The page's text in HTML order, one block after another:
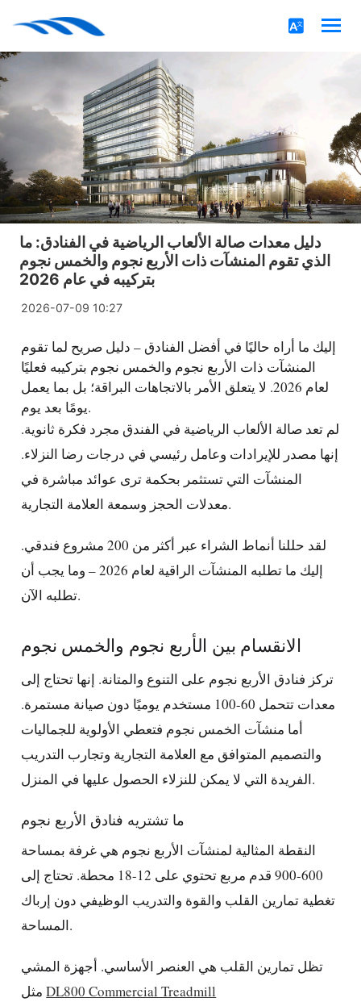
دليل معدات صالة الألعاب الرياضية في الفنادق: ما
الذي تقوم المنشآت ذات الأربع نجوم والخمس نجوم
بتركيبه في عام 2026
2026-07-09 10:27
إليك ما أراه حاليًا في أفضل الفنادق – دليل صريح لما تقوم
المنشآت ذات الأربع نجوم والخمس نجوم بتركيبه فعليًا
لعام 2026. لا يتعلق الأمر بالاتجاهات البراقة؛ بل بما يعمل
يومًا بعد يوم.
لم تعد صالة الألعاب الرياضية في الفندق مجرد فكرة ثانوية.
إنها مصدر للإيرادات وعامل رئيسي في درجات رضا النزلاء.
المنشآت التي تستثمر بحكمة ترى عوائد مباشرة في
معدلات الحجز وسمعة العلامة التجارية.
لقد حللنا أنماط الشراء عبر أكثر من 200 مشروع فندقي.
إليك ما تطلبه المنشآت الراقية لعام 2026 – وما يجب أن
تطلبه الآن.
الانقسام بين الأربع نجوم والخمس نجوم
تركز فنادق الأربع نجوم على التنوع والمتانة. إنها تحتاج إلى
معدات تتحمل 60-100 مستخدم يوميًا دون صيانة مستمرة.
أما منشآت الخمس نجوم فتعطي الأولوية للجماليات
والتصميم المتوافق مع العلامة التجارية وتجارب التدريب
الفريدة التي لا يمكن للنزلاء الحصول عليها في المنزل.
ما تشتريه فنادق الأربع نجوم
النقطة المثالية لمنشآت الأربع نجوم هي غرفة بمساحة
600-900 قدم مربع تحتوي على 12-18 محطة. تحتاج إلى
تغطية تمارين القلب والقوة والتدريب الوظيفي دون إرباك
المساحة.
تظل تمارين القلب هي العنصر الأساسي. أجهزة المشي
مثلDL800 Commercial Treadmill